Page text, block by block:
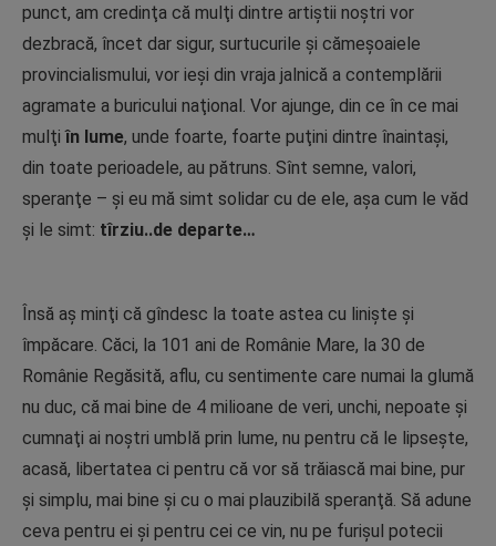
punct, am credinţa că mulţi dintre artiştii noştri vor
dezbracă, încet dar sigur, surtucurile şi cămeşoaiele
provincialismului, vor ieşi din vraja jalnică a contemplării
agramate a buricului naţional. Vor ajunge, din ce în ce mai
mulţiîn lume, unde foarte, foarte puţini dintre înaintaşi,
din toate perioadele, au pătruns. Sînt semne, valori,
speranţe – şi eu mă simt solidar cu de ele, aşa cum le văd
şi le simt: tîrziu..de departe…
Însă aş minţi că gîndesc la toate astea cu linişte şi
împăcare. Căci, la 101 ani de Românie Mare, la 30 de
Românie Regăsită, aflu, cu sentimente care numai la glumă
nu duc, că mai bine de 4 milioane de veri, unchi, nepoate şi
cumnaţi ai noştri umblă prin lume, nu pentru că le lipseşte,
acasă, libertatea ci pentru că vor să trăiască mai bine, pur
şi simplu, mai bine şi cu o mai plauzibilă speranţă. Să adune
ceva pentru ei şi pentru cei ce vin, nu pe furişul potecii